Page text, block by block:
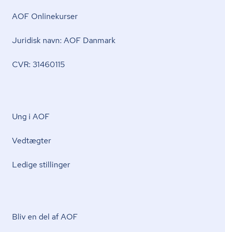
AOF Onlinekurser
Juridisk navn: AOF Danmark
CVR: 31460115
Ung i AOF
Vedtægter
Ledige stillinger
Bliv en del af AOF